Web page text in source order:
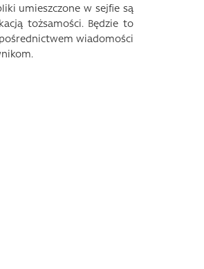
umieszczone w sejfie są
tożsamości. Będzie to
wiadomości